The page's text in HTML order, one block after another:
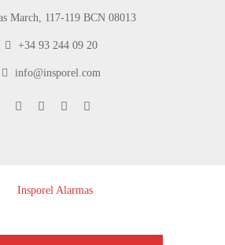
March, 117-119 BCN 08013
+34 93 244 09 20
info@insporel.com